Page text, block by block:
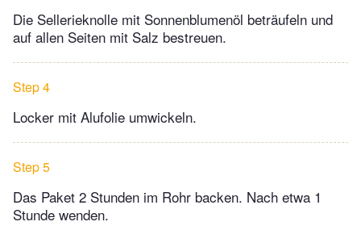
Die Sellerieknolle mit Sonnenblumenöl beträufeln und
auf allen Seiten mit Salz bestreuen.
Step 4
Locker mit Alufolie umwickeln.
Step 5
Das Paket 2 Stunden im Rohr backen. Nach etwa 1
Stunde wenden.